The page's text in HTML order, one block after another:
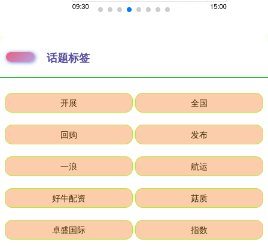
话题标签
开展 全国
回购 发布
一浪 航运
好牛配资 菇质
卓盛国际 指数